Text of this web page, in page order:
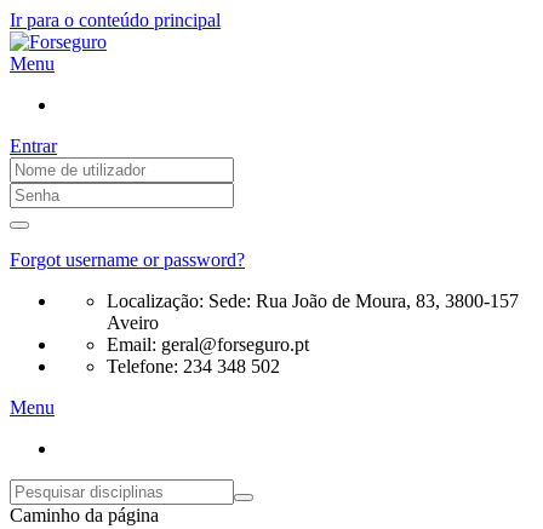
Ir para o conteúdo principal
Menu
Entrar
Forgot username or password?
Localização: Sede: Rua João de Moura, 83, 3800-157
Aveiro
Email: geral@forseguro.pt
Telefone: 234 348 502
Menu
Caminho da página